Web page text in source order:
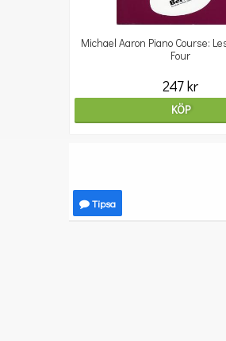
Michael Aaron Piano Course:
Four
247 kr
KÖP
Tipsa